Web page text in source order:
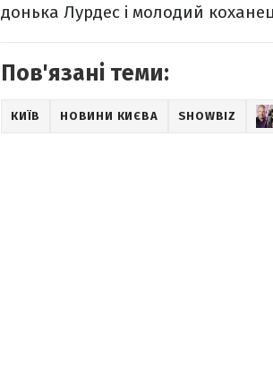
донька Лурдес і молодий
Пов'язані теми:
КИЇВ НОВИНИ КИЄВА SHOWBIZ